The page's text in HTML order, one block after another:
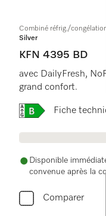
Combiné réfrig./
Silver
KFN 4395 BD
avec DailyFresh,
grand confort.
Online Label
Fiche
Disponible
convenue après la
Comparer